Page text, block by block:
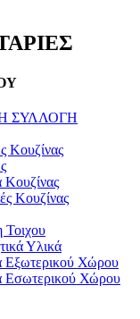
ΣΥΛΛΟΓΗ
Κουζίνας
Κουζίνας
Τοιχου
Υλικά
Εξωτερικού Χώρου
Εσωτερικού Χώρου